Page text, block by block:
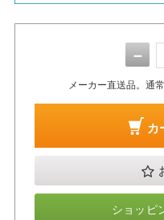
－
メーカー直送品。通
カ
ショッピ